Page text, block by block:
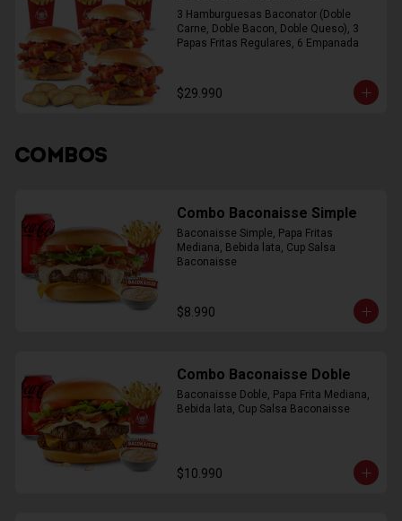
3 Hamburguesas Baconator (Doble
Carne, Doble Bacon, Doble Queso), 3
Papas Fritas Regulares, 6 Empanada
$29.990
COMBOS
Combo Baconaisse Simple
Baconaisse Simple, Papa Fritas
Mediana, Bebida lata, Cup Salsa
Baconaisse
$8.990
Combo Baconaisse Doble
Baconaisse Doble, Papa Frita Mediana,
Bebida lata, Cup Salsa Baconaisse
$10.990